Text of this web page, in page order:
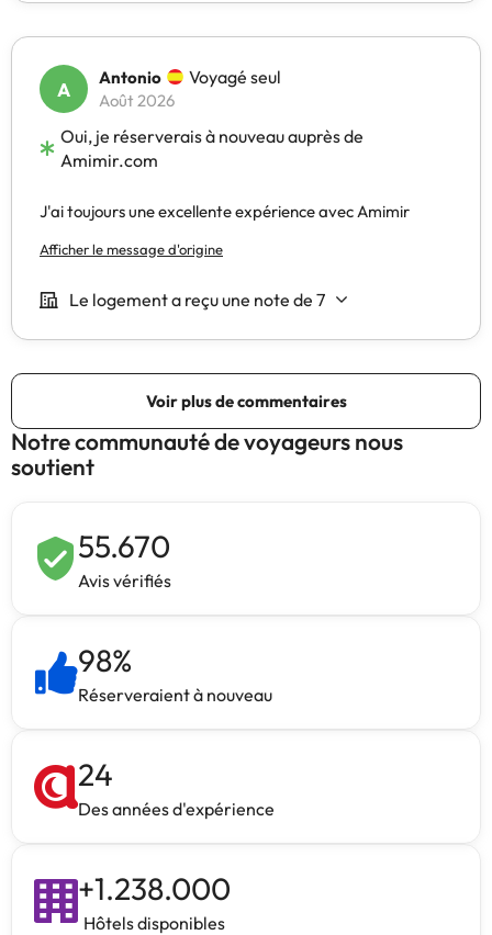
Notre communauté de voyageurs nous
soutient
55.670
Avis vérifiés
98%
Réserveraient à nouveau
24
Des années d'expérience
+1.238.000
Hôtels disponibles